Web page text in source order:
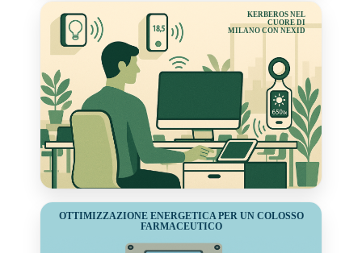
KERBEROS NEL
CUORE DI
MILANO CON NEXID
OTTIMIZZAZIONE ENERGETICA PER UN COLOSSO
FARMACEUTICO